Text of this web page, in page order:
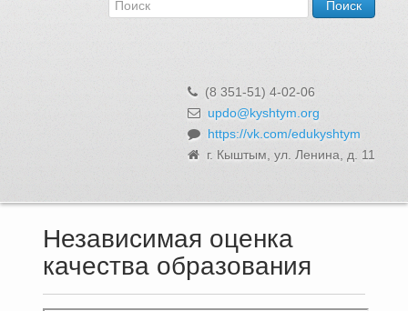
(8 351-51) 4-02-06
updo@kyshtym.org
https://vk.com/edukyshtym
г. Кыштым, ул. Ленина, д. 11
Об Управлении
Муниципальная служба и вакансии
Информационные системы, реестры и банки данных
Закупки для муниципальных нужд
Использование бюджетных средств
Независимая оценка
качества образования